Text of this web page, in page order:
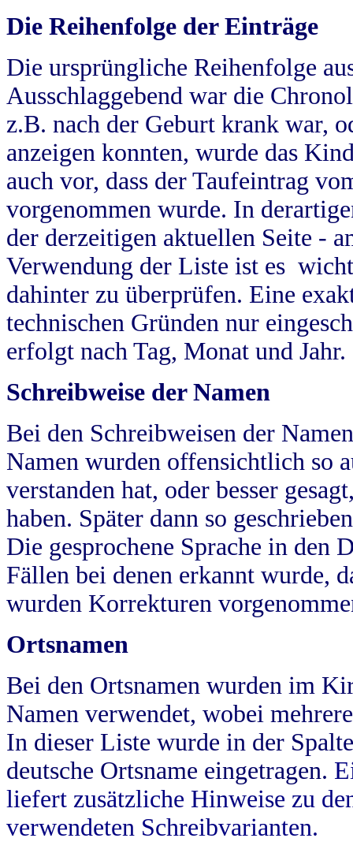
Die Reihenfolge der Einträge
Die ursprüngliche Reihenfolge
Ausschlaggebend war die
z.B. nach der Geburt krank war,
anzeigen konnten, wurde das
auch vor, dass der Taufeintrag
vorgenommen wurde. In
der derzeitigen aktuellen Seite -
Verwendung der Liste ist es
dahinter zu überprüfen. Eine
technischen Gründen nur
erfolgt nach Tag, Monat und Jahr.
Schreibweise der Namen
Bei den Schreibweisen der
Namen wurden offensichtlich so
verstanden hat, oder besser
haben. Später dann so
Die gesprochene Sprache in
Fällen bei denen erkannt wurde,
wurden Korrekturen
Ortsnamen
Bei den Ortsnamen wurden im
Namen verwendet, wobei
In dieser Liste wurde in der
deutsche Ortsname eingetragen.
liefert zusätzliche Hinweise zu
verwendeten Schreibvarianten.